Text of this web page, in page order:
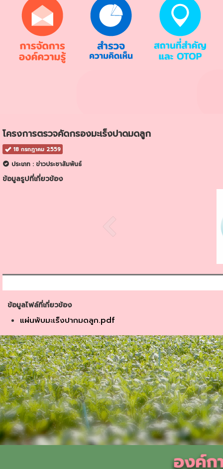
โครงการตรวจคัดกรองมะเร็งปาดมดลูก
18 กรกฎาคม 2559
ประเภท : ข่าวประชาสัมพันธ์
ข้อมูลรูปที่เกี่ยวข้อง
ข้อมูลไฟล์ที่เกี่ยวข้อง
แผ่นพับมะเร็งปากมดลูก.pdf